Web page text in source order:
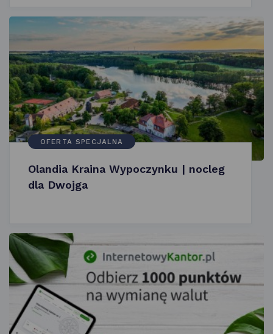
OFERTA SPECJALNA
Olandia Kraina Wypoczynku | nocleg
dla Dwojga